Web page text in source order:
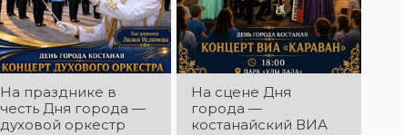
На празднике в
честь Дня города —
духовой оркестр
На сцене Дня
города —
костанайский ВИА